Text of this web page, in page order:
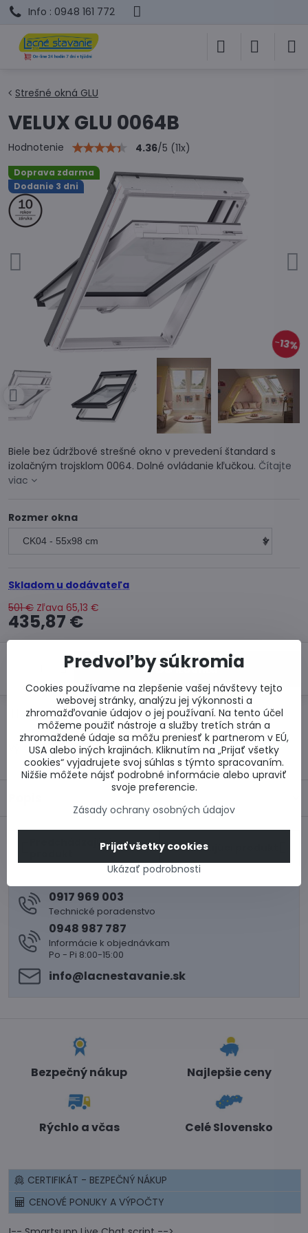
Info : 0948 161 772
Doprava zdarma
Dodanie 3 dni
13%
Strešné okná GLU
VELUX GLU 0064B
Hodnotenie 4.36/5 (11x)
Biele bez údržbové strešné okno v prevedení štandard s
izolačným trojsklom 0064. Dolné ovládanie kľučkou. Čítajte
viac
Rozmer okna
Skladom u dodávateľa
501 € Zľava 65,13 €
435,87 €
Do košíka
Otázka k produktu Doručenia
Výrobca:
Predchádzajúci
Nasledujúci produkt
0917 969 003
Technické poradenstvo
0948 987 787
Informácie k objednávkam
Po - Pi 8:00-15:00
info​@lacnestavanie​.sk
Bezpečný nákup Najlepšie ceny
Rýchlo a včas Celé Slovensko
CERTIFIKÁT - BEZPEČNÝ NÁKUP
CENOVÉ PONUKY A VÝPOČTY
Predvoľby súkromia
Cookies používame na zlepšenie vašej návštevy tejto
webovej stránky, analýzu jej výkonnosti a
zhromažďovanie údajov o jej používaní. Na tento účel
môžeme použiť nástroje a služby tretích strán a
zhromaždené údaje sa môžu preniesť k partnerom v EÚ,
USA alebo iných krajinách. Kliknutím na „Prijať všetky
cookies“ vyjadrujete svoj súhlas s týmto spracovaním.
Nižšie môžete nájsť podrobné informácie alebo upraviť
svoje preferencie.
Zásady ochrany osobných údajov
Ukázať podrobnosti
Prijať všetky cookies